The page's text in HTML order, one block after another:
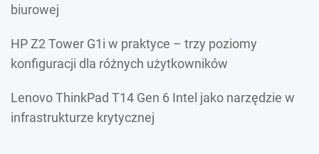
biurowej
HP Z2 Tower G1i w praktyce – trzy poziomy
konfiguracji dla różnych użytkowników
Lenovo ThinkPad T14 Gen 6 Intel jako narzędzie w
infrastrukturze krytycznej